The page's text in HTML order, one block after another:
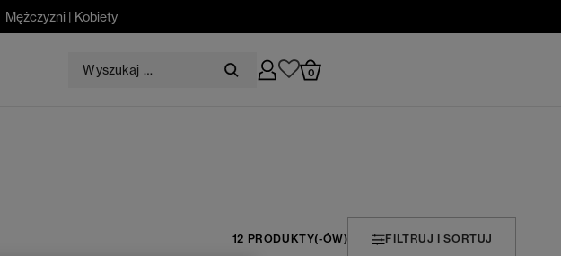
Mężczyzni | Kobiety
0
12 PRODUKTY(-ÓW) FILTRUJ I SORTUJ